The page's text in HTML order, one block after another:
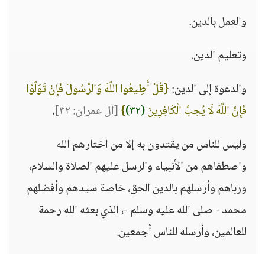
والعمل بالدين.
وتعليم الدين.
والدعوة إلى الدين:{قُلْ أَطِيعُوا اللَّهَ وَالرَّسُولَ فَإِنْ تَوَلَّوْا
فَإِنَّ اللَّهَ لَا يُحِبُّ الْكَافِرِينَ(٣٢) }[آل عمران: ٣٢]
.
وليس للناس من يقتدون به إلا من اختارهم الله
واصطفاهم من الأنبياء والرسل عليهم الصلاة والسلام،
ورباهم وأرسلهم بالدين الحق، خاصة سيدهم وأفضلهم
محمد - صلى الله عليه وسلم -، الذي بعثه الله رحمة
للعالمين، وأرسله للناس أجمعين.